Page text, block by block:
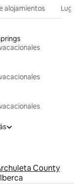
alojamientos
County